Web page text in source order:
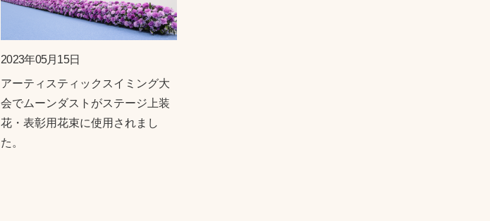
2023年05月15日
アーティスティックスイミング大
会でムーンダストがステージ上装
花・表彰用花束に使用されまし
た。